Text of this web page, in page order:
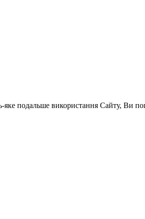
подальше використання Сайту, Ви